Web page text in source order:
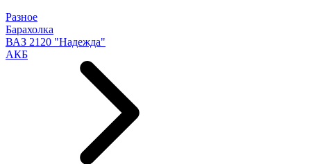
Разное
Барахолка
ВАЗ 2120 "Надежда"
АКБ